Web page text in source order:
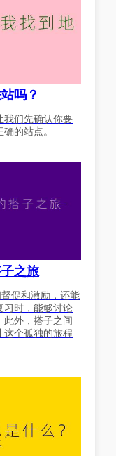
吗？
我们先确认你要
的站点。
之旅
促和激励，还能
习时，能够讨论
此外，搭子之间
这个孤独的旅程